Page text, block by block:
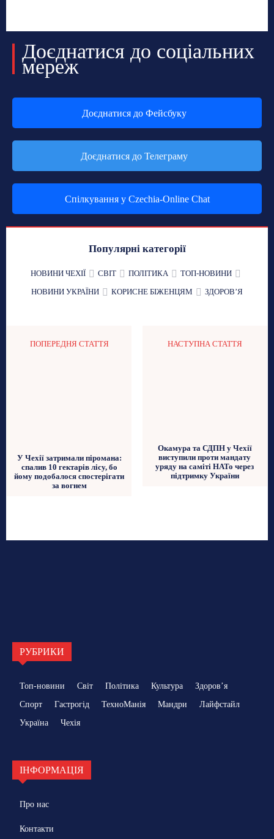
Доєднатися до соціальних
мереж
Доєднатися до Фейсбуку
Доєднатися до Телеграму
Спілкування у Czechia-Online Chat
Популярні категорії
НОВИНИ ЧЕХІЇ СВІТ ПОЛІТИКА
ТОП-НОВИНИ
НОВИНИ УКРАЇНИ
КОРИСНЕ БІЖЕНЦЯМ ЗДОРОВʼЯ
ПОПЕРЕДНЯ СТАТТЯ
У Чехії затримали піромана:
спалив 10 гектарів лісу, бо
йому подобалося спостерігати
за вогнем
НАСТУПНА СТАТТЯ
Окамура та СДПН у Чехії
виступили проти мандату
уряду на саміті НАТо через
підтримку України
РУБРИКИ
Топ-новини Світ Політика Культура
Здоровʼя
Спорт
Гастрогід ТехноМанія Мандри
Лайфстайл
Україна
Чехія
ІНФОРМАЦІЯ
Про нас
Контакти